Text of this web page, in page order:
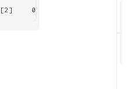
[2]
0